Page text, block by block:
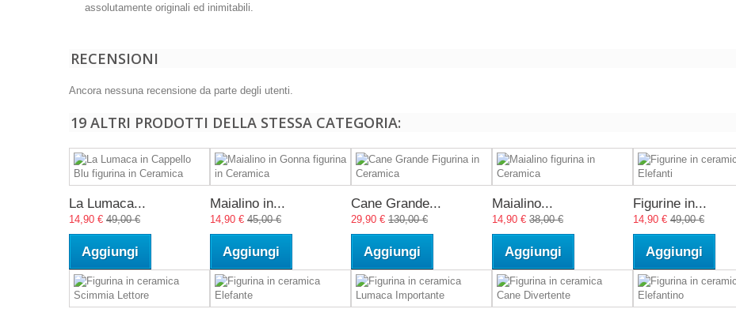
assolutamente originali ed inimitabili.
RECENSIONI
Ancora nessuna recensione da parte degli utenti.
19 ALTRI PRODOTTI DELLA STESSA CATEGORIA:
La Lumaca...
14,90 € 49,00 €
Aggiungi
Maialino in...
14,90 € 45,00 €
Aggiungi
Cane Grande...
29,90 € 130,00 €
Aggiungi
Maialino...
14,90 € 38,00 €
Aggiungi
Figurine in...
14,90 € 49,00 €
Aggiungi